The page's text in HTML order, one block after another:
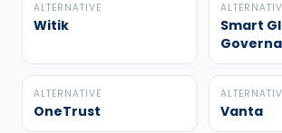
ALTERNATIVE
Witik
Smart
ALTERNATIVE
OneTrust Vanta